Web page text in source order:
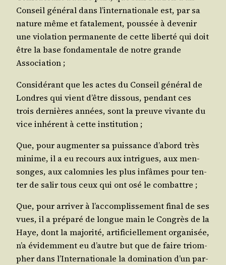
Conseil géné­ral dans l’internationale est, par sa
nature même et fata­le­ment, pous­sée à deve­nir
une vio­la­tion per­ma­nente de cette liber­té qui doit
être la base fon­da­men­tale de notre grande
Association ;
Consi­dé­rant que les actes du Conseil géné­ral de
Londres qui vient d’être dis­sous, pen­dant ces
trois der­nières années, sont la preuve vivante du
vice inhé­rent à cette institution ;
Que, pour aug­men­ter sa puis­sance d’abord très
minime, il a eu recours aux intrigues, aux men­
songes, aux calom­nies les plus infâmes pour ten­
ter de salir tous ceux qui ont osé le combattre ;
Que, pour arri­ver à l’accomplissement final de ses
vues, il a pré­pa­ré de longue main le Congrès de la
Haye, dont la majo­ri­té, arti­fi­ciel­le­ment orga­ni­sée,
n’a évi­dem­ment eu d’autre but que de faire triom­
pher dans l’Internationale la domi­na­tion d’un par­